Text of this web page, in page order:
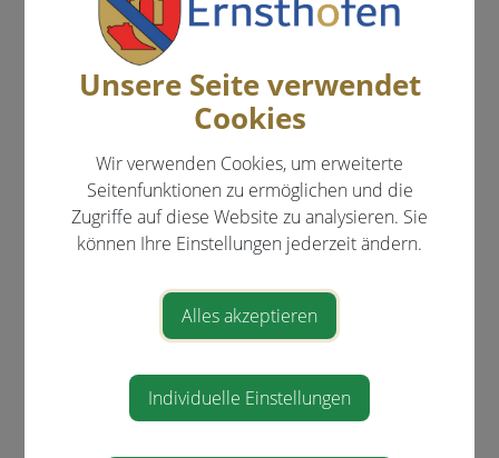
Menschen mit Behinderungen
Coronavirus
Erben und Vererben
Geburt
Gesetzliche Neuerungen
Gewalt in der Familie
Kinderbetreuung
Unsere Seite verwendet
Cookies
Wir verwenden Cookies, um erweiterte
Seitenfunktionen zu ermöglichen und die
Zugriffe auf diese Website zu analysieren. Sie
können Ihre Einstellungen jederzeit ändern.
Alles akzeptieren
Individuelle Einstellungen